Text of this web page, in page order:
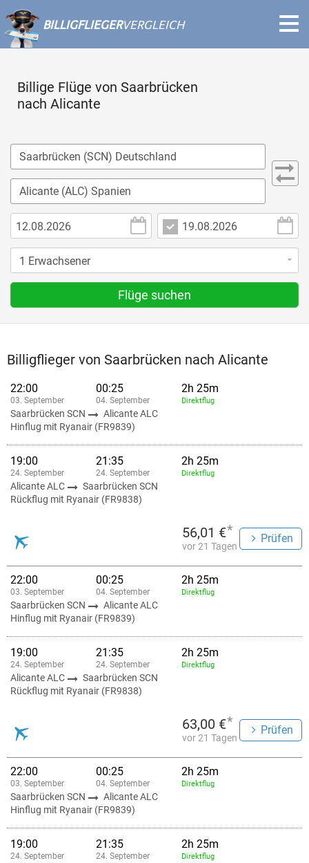
BILLIGFLIEGERVERGLEICH
Billige Flüge von Saarbrücken
nach Alicante
Flüge suchen
Billigflieger von Saarbrücken nach Alicante
22:00
03. September
00:25
04. September
2h 25m
Direktflug
Saarbrücken SCN
Alicante ALC
Hinflug mit Ryanair (FR9839)
19:00
24. September
21:35
24. September
2h 25m
Direktflug
Alicante ALC
Saarbrücken SCN
Rückflug mit Ryanair (FR9838)
56,01 €*
vor 21 Tagen
Prüfen
22:00
03. September
00:25
04. September
2h 25m
Direktflug
Saarbrücken SCN
Alicante ALC
Hinflug mit Ryanair (FR9839)
19:00
24. September
21:35
24. September
2h 25m
Direktflug
Alicante ALC
Saarbrücken SCN
Rückflug mit Ryanair (FR9838)
63,00 €*
vor 21 Tagen
Prüfen
22:00
03. September
00:25
04. September
2h 25m
Direktflug
Saarbrücken SCN
Alicante ALC
Hinflug mit Ryanair (FR9839)
19:00
24. September
21:35
24. September
2h 25m
Direktflug